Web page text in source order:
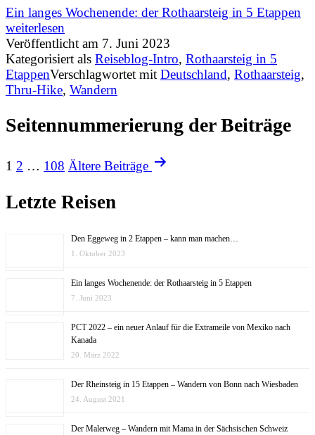
Ein langes Wochenende: der Rothaarsteig in 5 Etappen
weiterlesen
Veröffentlicht am 7. Juni 2023
Kategorisiert als Reiseblog-Intro, Rothaarsteig in 5
EtappenVerschlagwortet mit Deutschland, Rothaarsteig,
Thru-Hike, Wandern
Seitennummerierung der Beiträge
1 2 … 108 Ältere Beiträge
Letzte Reisen
Den Eggeweg in 2 Etappen – kann man machen…
1. Oktober 2023
Ein langes Wochenende: der Rothaarsteig in 5 Etappen
7. Juni 2023
PCT 2022 – ein neuer Anlauf für die Extrameile von Mexiko nach
Kanada
20. März 2022
Der Rheinsteig in 15 Etappen – Wandern von Bonn nach Wiesbaden
24. August 2021
Der Malerweg – Wandern mit Mama in der Sächsischen Schweiz